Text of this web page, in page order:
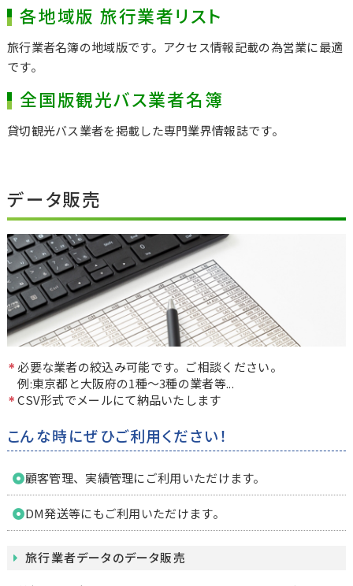
各地域版 旅行業者リスト
旅行業者名簿の地域版です。アクセス情報記載の為営業に最適
です。
全国版観光バス業者名簿
貸切観光バス業者を掲載した専門業界情報誌です。
データ販売
必要な業者の絞込み可能です。ご相談ください。
例:東京都と大阪府の1種〜3種の業者等...
CSV形式でメールにて納品いたします
こんな時にぜひご利用ください！
顧客管理、実績管理にご利用いただけます。
DM発送等にもご利用いただけます。
旅行業者データのデータ販売